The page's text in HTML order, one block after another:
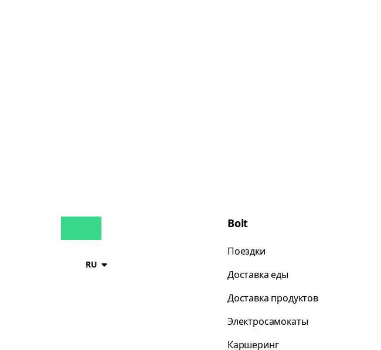
RU
Bolt
Поездки
Доставка еды
Доставка продуктов
Электросамокаты
Каршеринг